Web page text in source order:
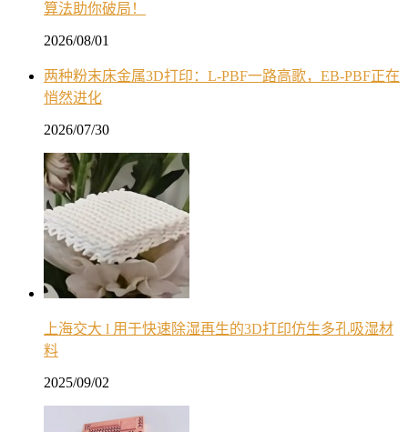
算法助你破局！
2026/08/01
两种粉末床金属3D打印：L-PBF一路高歌，EB-PBF正在
悄然进化
2026/07/30
上海交大 l 用于快速除湿再生的3D打印仿生多孔吸湿材
料
2025/09/02